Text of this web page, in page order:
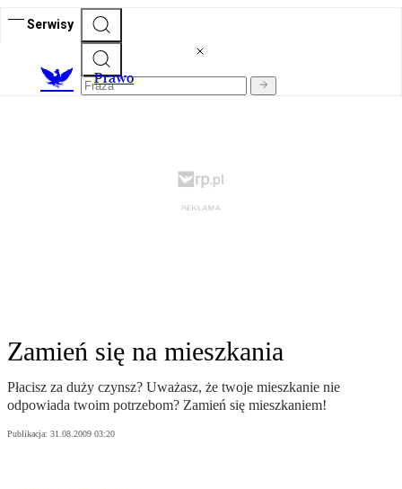
Serwisy
Prawo
Zamień się na mieszkania
Płacisz za duży czynsz? Uważasz, że twoje mieszkanie nie
odpowiada twoim potrzebom? Zamień się mieszkaniem!
Publikacja: 31.08.2009 03:20